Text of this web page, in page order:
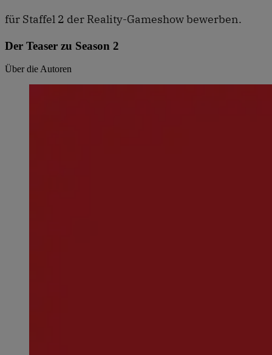
für Staffel 2 der Reality-Gameshow bewerben.
Der Teaser zu Season 2
Über die Autoren